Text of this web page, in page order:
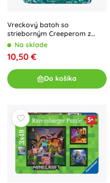
Vreckový batoh so
strieborným Creeperom z
MINECRAFT
Na sklade
10,50 €
Do košíka